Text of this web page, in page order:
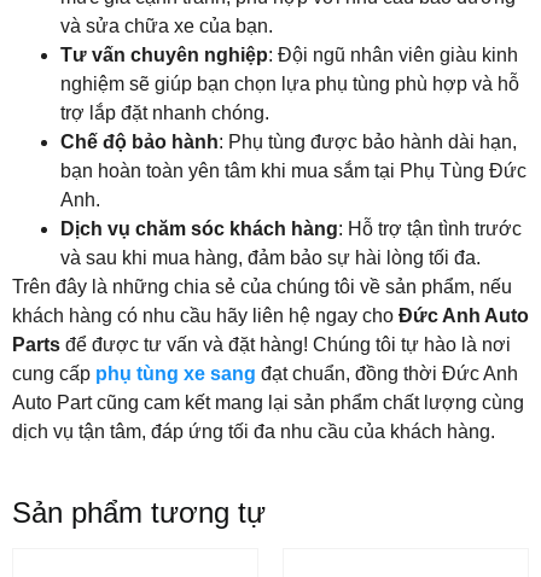
và sửa chữa xe của bạn.
Tư vấn chuyên nghiệp: Đội ngũ nhân viên giàu kinh
nghiệm sẽ giúp bạn chọn lựa phụ tùng phù hợp và hỗ
trợ lắp đặt nhanh chóng.
Chế độ bảo hành: Phụ tùng được bảo hành dài hạn,
bạn hoàn toàn yên tâm khi mua sắm tại Phụ Tùng Đức
Anh.
Dịch vụ chăm sóc khách hàng: Hỗ trợ tận tình trước
và sau khi mua hàng, đảm bảo sự hài lòng tối đa.
Trên đây là những chia sẻ của chúng tôi về sản phẩm, nếu
khách hàng có nhu cầu hãy liên hệ ngay cho Đức Anh Auto
Parts để được tư vấn và đặt hàng! Chúng tôi tự hào là nơi
cung cấp phụ tùng xe sang đạt chuẩn, đồng thời Đức Anh
Auto Part cũng cam kết mang lại sản phẩm chất lượng cùng
dịch vụ tận tâm, đáp ứng tối đa nhu cầu của khách hàng.
Sản phẩm tương tự